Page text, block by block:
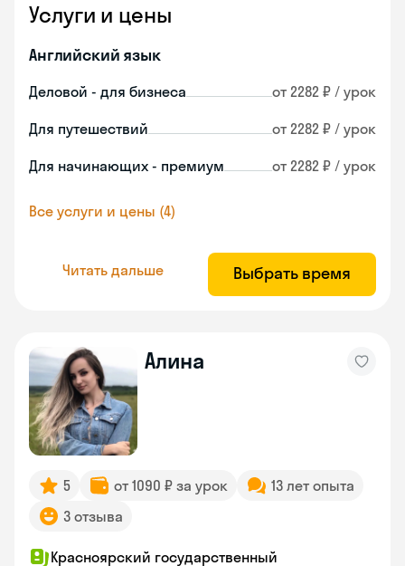
Услуги и цены
Английский язык
Деловой - для бизнеса от 2282 ₽ / урок
Для путешествий от 2282 ₽ / урок
Для начинающих - премиум от 2282 ₽ / урок
Все услуги и цены (4)
Читать дальше Выбрать время
Алина
5 от 1090 ₽ за урок
13 лет опыта
3 отзыва
Красноярский государственный